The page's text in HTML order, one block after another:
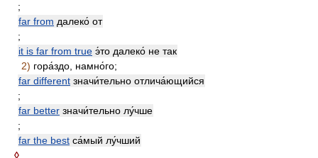
;
far from далеко́ от
;
it is far from true э́то далеко́ не так
2) гора́здо, намно́го;
far different значи́тельно отлича́ющийся
;
far better значи́тельно лу́чше
;
far the best са́мый лу́чший
◊